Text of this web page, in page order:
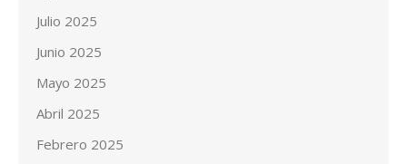
Julio 2025
Junio 2025
Mayo 2025
Abril 2025
Febrero 2025